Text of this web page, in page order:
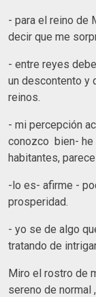
- para el reino de
decir que me
- entre reyes
un descontento y
reinos.
- mi percepción
conozco bien- he
habitantes,
-lo es- afirme -
prosperidad.
- yo se de algo
tratando de
Miro el rostro de
sereno de normal